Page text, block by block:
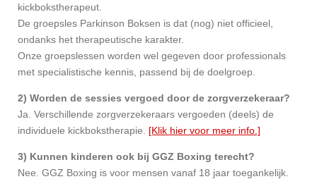
kickbokstherapeut.
De groepsles Parkinson Boksen is dat (nog) niet officieel,
ondanks het therapeutische karakter.
Onze groepslessen worden wel gegeven door professionals
met specialistische kennis, passend bij de doelgroep.
2) Worden de sessies vergoed door de zorgverzekeraar?
Ja. Verschillende zorgverzekeraars vergoeden (deels) de
individuele kickbokstherapie. [Klik hier voor meer info.]
3) Kunnen kinderen ook bij GGZ Boxing terecht?
Nee. GGZ Boxing is voor mensen vanaf 18 jaar toegankelijk.